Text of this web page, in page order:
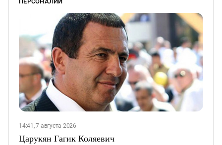
14:41, 7 августа 2026
Царукян Гагик Коляевич